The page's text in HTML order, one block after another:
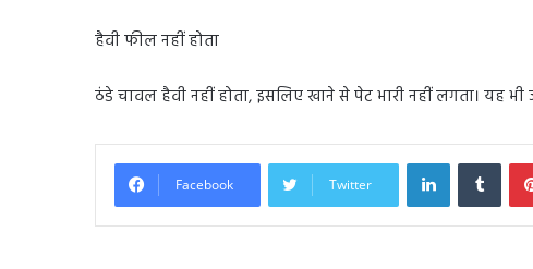
हैवी फील नहीं होता
ठंडे चावल हैवी नहीं होता, इसलिए खाने से पेट भारी नहीं लगता। यह भी
Facebook Twitter
LinkedIn